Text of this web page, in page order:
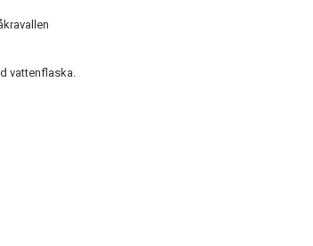
vattenflaska.